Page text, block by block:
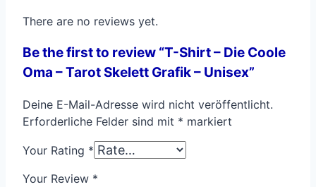
There are no reviews yet.
Be the first to review “T-Shirt – Die Coole
Oma – Tarot Skelett Grafik – Unisex”
Deine E-Mail-Adresse wird nicht veröffentlicht.
Erforderliche Felder sind mit * markiert
Your Rating *
Your Review *